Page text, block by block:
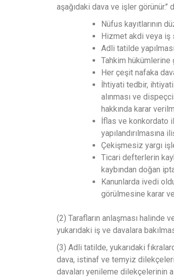
aşağıdaki dava ve işler
Nüfus kayıtlarının
Hizmet akdi veya iş
Adli tatilde
Tahkim hükümlerine
Her çeşit nafaka
İhtiyati tedbir,
alınması ve
hakkında karar
İflas ve konkordato
yapılandırılmasına
Çekişmesiz yargı
Ticari defterlerin
kaybından doğan
Kanunlarda ivedi
görülmesine karar
(2) Tarafların anlaşması halinde
yukarıdaki iş ve davalara
(3) Adli tatilde, yukarıdaki
dava, istinaf ve temyiz
davaları yenileme dilekçelerinin